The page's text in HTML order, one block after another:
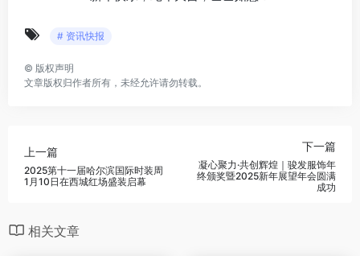
# 资讯快报
© 版权声明
文章版权归作者所有，未经允许请勿转载。
上一篇
2025第十一届哈尔滨国际时装周
1月10日在西城红场盛装启幕
下一篇
凝心聚力·共创辉煌｜骏发服饰年
终颁奖暨2025新年展望年会圆满
成功
相关文章